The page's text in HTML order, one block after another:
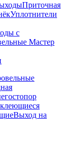
Приточная
Уплотнители
с
Мастер
Выход на